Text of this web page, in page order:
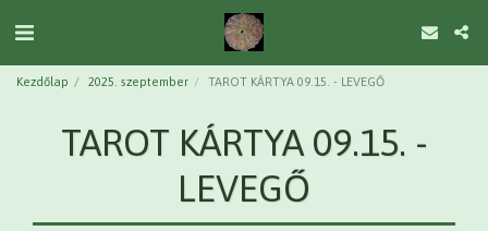
Kezdőlap 2025. szeptember TAROT KÁRTYA 09.15. - LEVEGŐ
TAROT KÁRTYA 09.15. -
LEVEGŐ